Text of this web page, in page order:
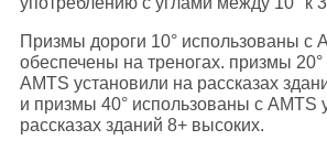
Призмы дороги 10° использованы с
обеспечены на треногах. призмы
AMTS установили на рассказах
и призмы 40° использованы с AMTS
рассказах зданий 8+ высоких.